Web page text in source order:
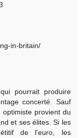
in-britain/
pourrait produire
concerté. Sauf
provient du
et ses élites. Si les
de l'euro, les